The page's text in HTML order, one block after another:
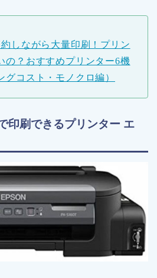
約しながら大量印刷！プリン
の？おすすめプリンター6機
グコスト・モノクロ編）
印刷できるプリンター エ